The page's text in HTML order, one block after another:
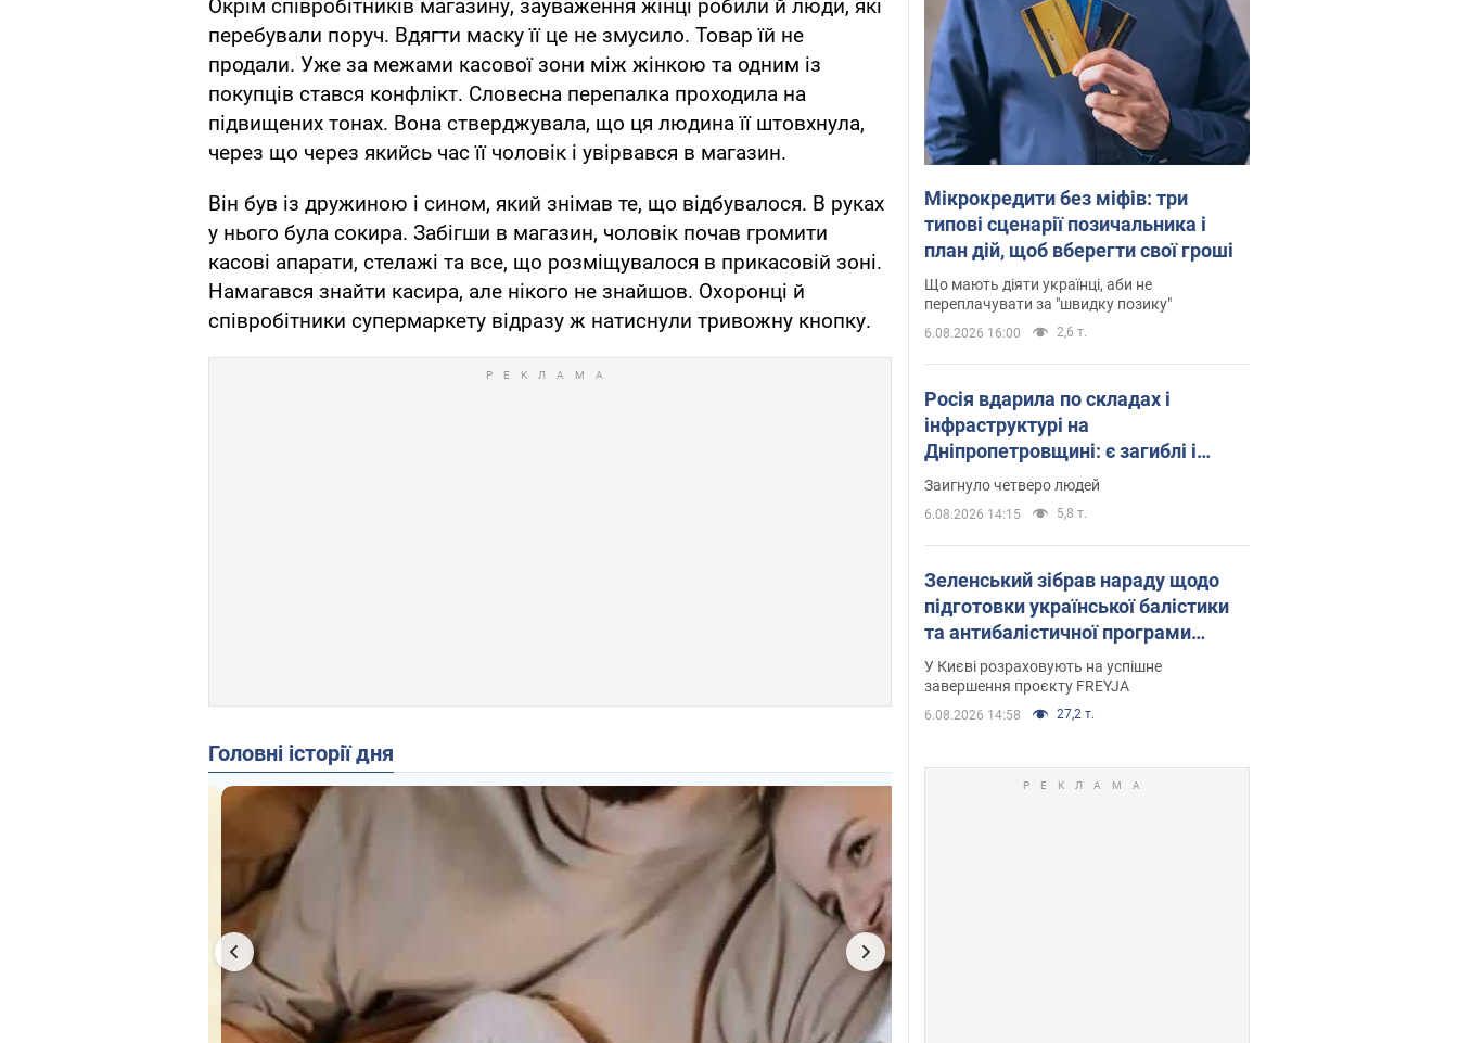
Окрім співробітників магазину, зауваження жінці робили й люди, які
перебували поруч. Вдягти маску її це не змусило. Товар їй не
продали. Уже за межами касової зони між жінкою та одним із
покупців стався конфлікт. Словесна перепалка проходила на
підвищених тонах. Вона стверджувала, що ця людина її штовхнула,
через що через якийсь час її чоловік і увірвався в магазин.
Він був із дружиною і сином, який знімав те, що відбувалося. В руках
у нього була сокира. Забігши в магазин, чоловік почав громити
касові апарати, стелажі та все, що розміщувалося в прикасовій зоні.
Намагався знайти касира, але нікого не знайшов. Охоронці й
співробітники супермаркету відразу ж натиснули тривожну кнопку.
Головні історії дня
Мікрокредити без міфів: три
типові сценарії позичальника і
план дій, щоб вберегти свої гроші
Що мають діяти українці, аби не
переплачувати за "швидку позику"
6.08.2026 16:00 2,6 т.
Росія вдарила по складах і
інфраструктурі на
Дніпропетровщині: є загиблі і
поранені. Фото
Заигнуло четверо людей
6.08.2026 14:15 5,8 т.
Зеленський зібрав нараду щодо
підготовки української балістики
та антибалістичної програми
FREYJA: які рішення готуються
У Києві розраховують на успішне
завершення проєкту FREYJA
6.08.2026 14:58 27,2 т.